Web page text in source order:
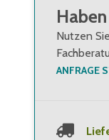
Nutzen
ANFRAGE